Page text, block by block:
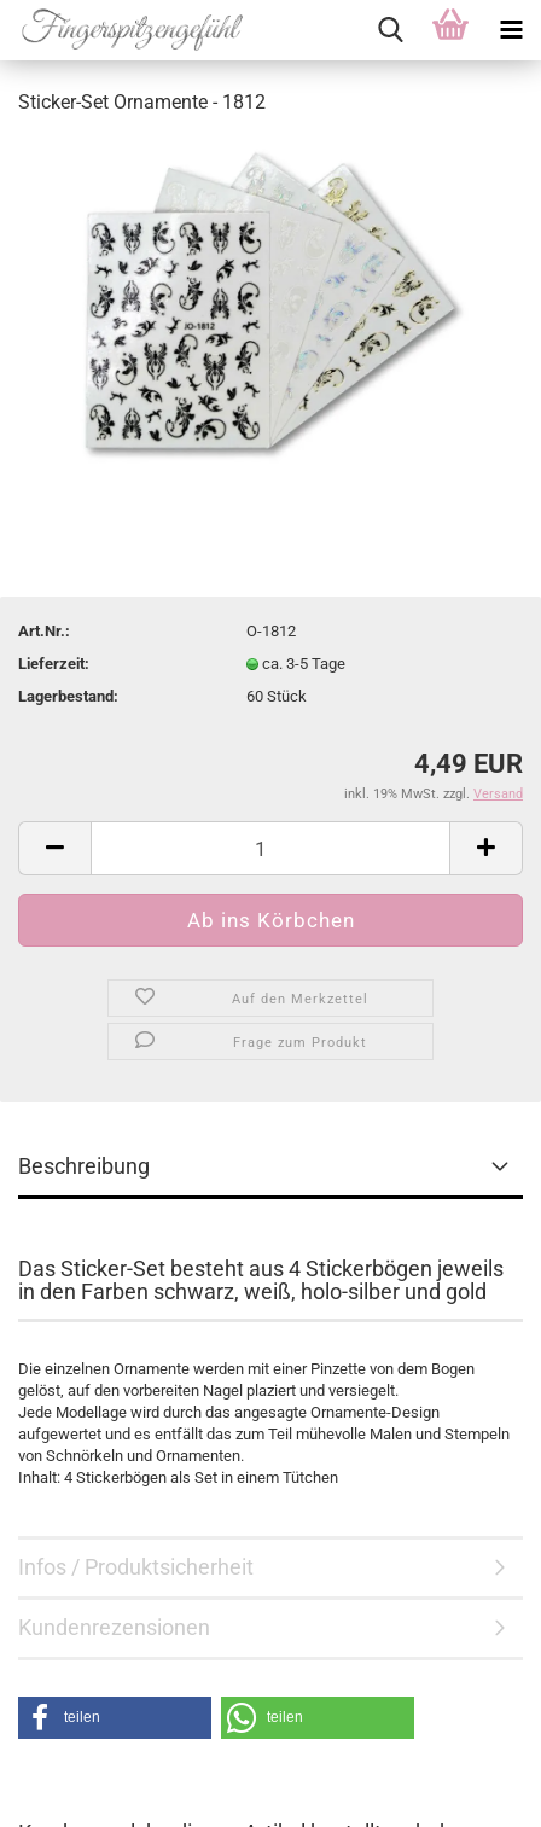
Sticker-Set Ornamente - 1812
Art.Nr.:
O-1812
Lieferzeit:
ca. 3-5 Tage
Lagerbestand:
60Stück
4,49 EUR
inkl. 19% MwSt. zzgl. Versand
Auf den Merkzettel
Frage zum Produkt
Beschreibung
Das Sticker-Set besteht aus 4 Stickerbögen jeweils
in den Farben schwarz, weiß, holo-silber und gold
Die einzelnen Ornamente werden mit einer Pinzette von dem Bogen
gelöst, auf den vorbereiten Nagel plaziert und versiegelt.
Jede Modellage wird durch das angesagte Ornamente-Design
aufgewertet und es entfällt das zum Teil mühevolle Malen und Stempeln
von Schnörkeln und Ornamenten.
Inhalt: 4 Stickerbögen als Set in einem Tütchen
Infos / Produktsicherheit
Kundenrezensionen
teilen teilen